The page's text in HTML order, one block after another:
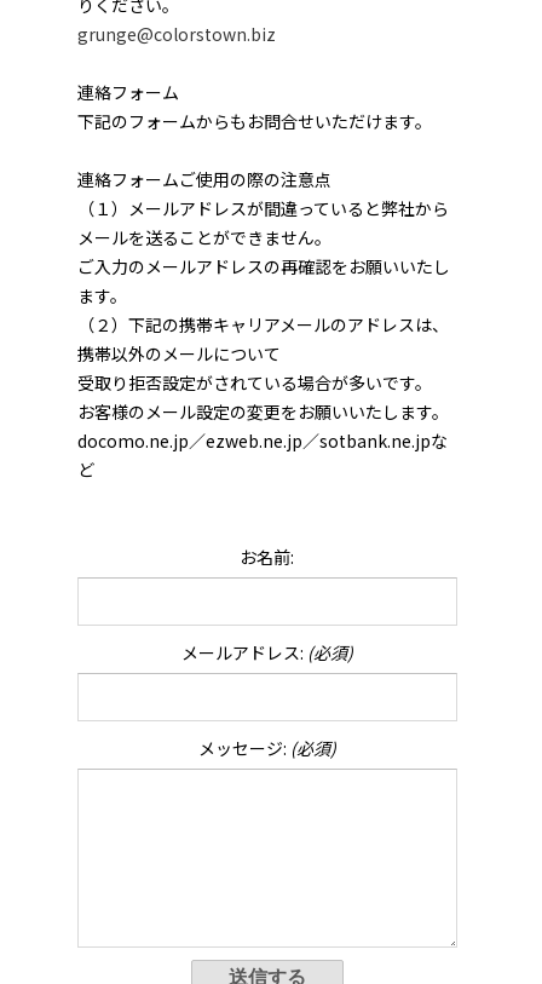
grunge@colorstown.biz
連絡フォーム
下記のフォームからもお問合せいただけます。
連絡フォームご使用の際の注意点
（１）メールアドレスが間違っていると弊社から
メールを送ることができません。
ご入力のメールアドレスの再確認をお願いいたし
ます。
（２）下記の携帯キャリアメールのアドレスは、
携帯以外のメールについて
受取り拒否設定がされている場合が多いです。
お客様のメール設定の変更をお願いいたします。
docomo.ne.jp／ezweb.ne.jp／sotbank.ne.jpな
ど
お名前:
メールアドレス: (必須)
メッセージ: (必須)